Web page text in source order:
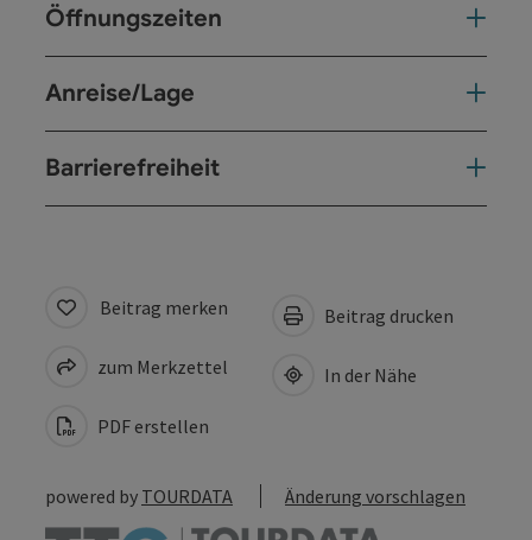
Öffnungszeiten
Anreise/Lage
Barrierefreiheit
Beitrag merken
zum Merkzettel
PDF erstellen
Beitrag drucken
In der Nähe
powered by TOURDATA Änderung vorschlagen